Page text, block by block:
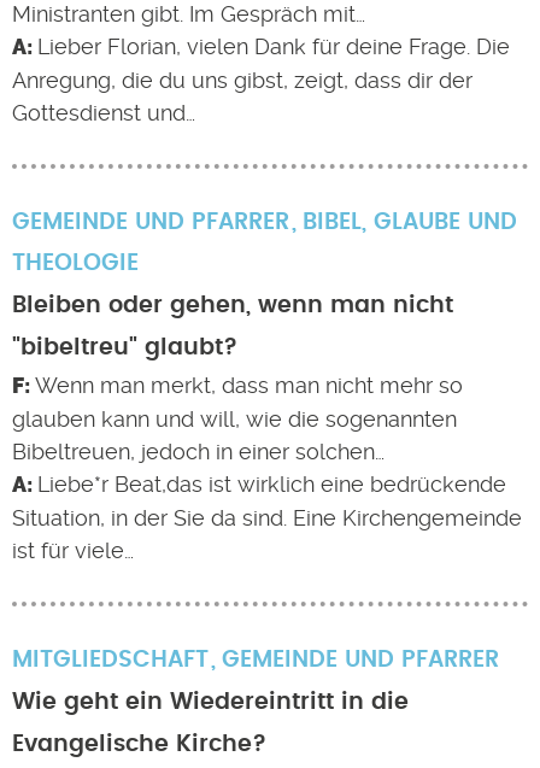
Ministranten gibt. Im Gespräch mit…
Lieber Florian, vielen Dank für deine Frage. Die
Anregung, die du uns gibst, zeigt, dass dir der
Gottesdienst und…
GEMEINDE UND PFARRER BIBEL, GLAUBE UND
THEOLOGIE
Bleiben oder gehen, wenn man nicht
"bibeltreu" glaubt?
Wenn man merkt, dass man nicht mehr so
glauben kann und will, wie die sogenannten
Bibeltreuen, jedoch in einer solchen…
Liebe*r Beat,das ist wirklich eine bedrückende
Situation, in der Sie da sind. Eine Kirchengemeinde
ist für viele…
MITGLIEDSCHAFT GEMEINDE UND PFARRER
Wie geht ein Wiedereintritt in die
Evangelische Kirche?